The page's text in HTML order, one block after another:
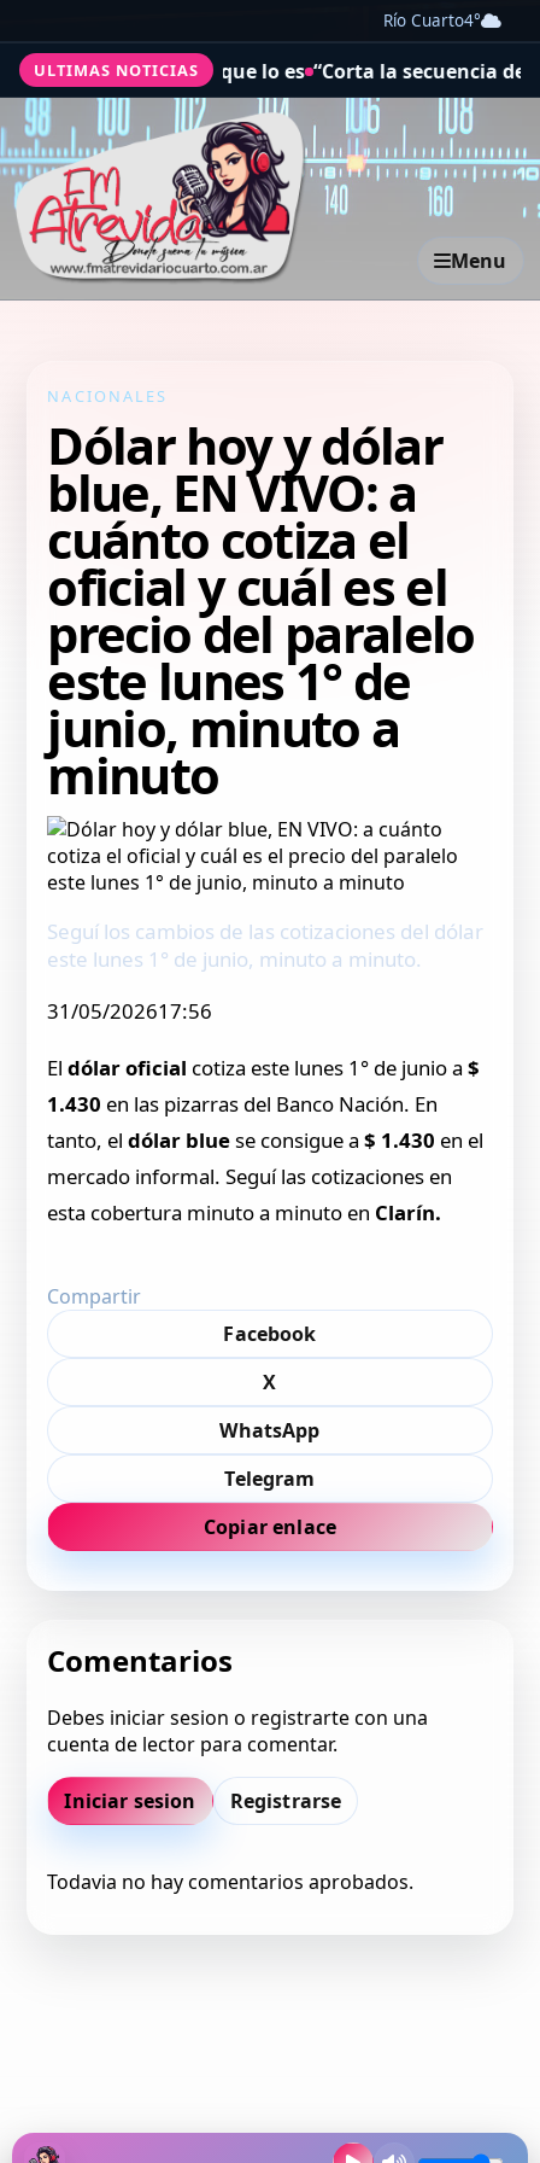
Río Cuarto4°
ULTIMAS NOTICIAS
podría objetar que lo es “Corta la secuencia de
Menu
NACIONALES
Dólar hoy y dólar
blue, EN VIVO: a
cuánto cotiza el
oficial y cuál es el
precio del paralelo
este lunes 1° de
junio, minuto a
minuto
Seguí los cambios de las cotizaciones del dólar
este lunes 1° de junio, minuto a minuto.
31/05/202617:56
Eldólar oficial cotiza este lunes 1° de junio a$
1.430 en las pizarras del Banco Nación. En
tanto, eldólar bluese consigue a$ 1.430 en el
mercado informal. Seguí las cotizaciones en
esta cobertura minuto a minuto en Clarín.
Compartir
Facebook
X
WhatsApp
Telegram
Copiar enlace
Comentarios
Debes iniciar sesion o registrarte con una
cuenta de lector para comentar.
Iniciar sesion Registrarse
Todavia no hay comentarios aprobados.